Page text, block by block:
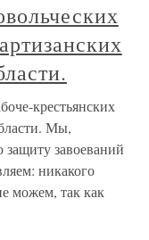
крестьянских
Мы,
защиту завоеваний
никакого
можем, так как